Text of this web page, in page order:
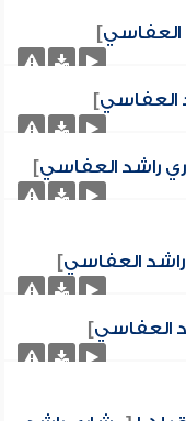
العفاسي]
العفاسي]
راشد العفاسي]
العفاسي]
العفاسي]